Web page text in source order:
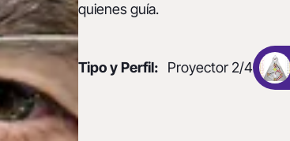
quienes guía.
Tipo y Perfil: Proyector 2/4